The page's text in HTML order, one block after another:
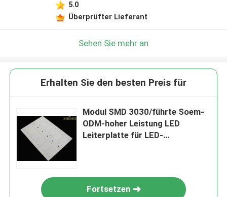
5.0
Überprüfter Lieferant
Sehen Sie mehr an
Erhalten Sie den besten Preis für
Modul SMD 3030/führte Soem-
ODM-hoher Leistung LED
Leiterplatte für LED-
Fortsetzen